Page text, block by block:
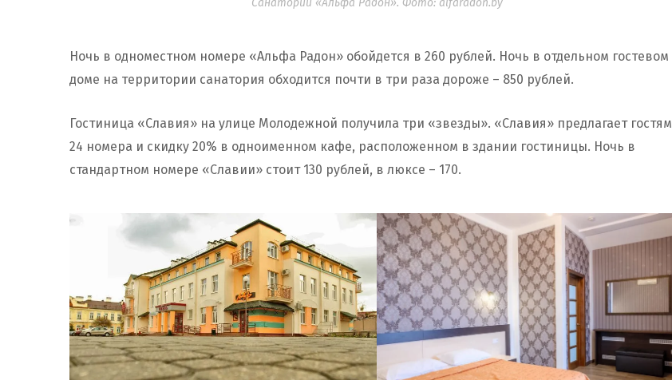
Ночь в одноместном номере «Альфа Радон» обойдется в 260 рублей. Ночь в отдельном гостевом
доме на территории санатория обходится почти в три раза дороже – 850 рублей.
Гостиница «Славия» на улице Молодежной получила три «звезды». «Славия» предлагает гостям
24 номера и скидку 20% в одноименном кафе, расположенном в здании гостиницы. Ночь в
стандартном номере «Славии» стоит 130 рублей, в люксе – 170.